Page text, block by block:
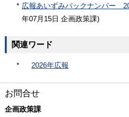
広報あいずみバックナンバー
年07月15日 企画政策課)
関連ワード
2026年広報
お問合せ
企画政策課